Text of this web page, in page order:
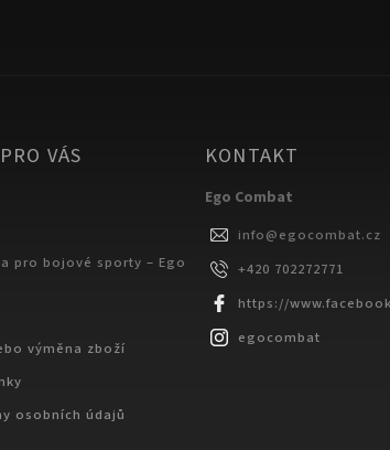
VÁS
pro bojové sporty – Ego
výměna zboží
osobních údajů
KONTAKT
Ego Combat
info@egocombat.cz
+420 702272771
https://
egocombat